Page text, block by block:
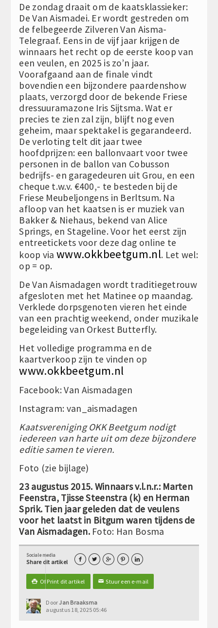
De zondag draait om de kaatsklassieker:
De Van Aismadei. Er wordt gestreden om
de felbegeerde Zilveren Van Aisma-
Telegraaf. Eens in de vijf jaar krijgen de
winnaars het recht op de eerste koop van
een veulen, en 2025 is zo’n jaar.
Voorafgaand aan de finale vindt
bovendien een bijzondere paardenshow
plaats, verzorgd door de bekende Friese
dressuuramazone Iris Sijtsma. Wat er
precies te zien zal zijn, blijft nog even
geheim, maar spektakel is gegarandeerd.
De verloting telt dit jaar twee
hoofdprijzen: een ballonvaart voor twee
personen in de ballon van Cobusson
bedrijfs- en garagedeuren uit Grou, en een
cheque t.w.v. €400,- te besteden bij de
Friese Meubeljongens in Berltsum. Na
afloop van het kaatsen is er muziek van
Bakker & Niehaus, bekend van Alice
Springs, en Stageline. Voor het eerst zijn
entreetickets voor deze dag online te
koop viawww.okkbeetgum.nl. Let wel:
op = op.
De Van Aismadagen wordt traditiegetrouw
afgesloten met het Matinee op maandag.
Verklede dorpsgenoten vieren het einde
van een prachtig weekend, onder muzikale
begeleiding van Orkest Butterfly.
Het volledige programma en de
kaartverkoop zijn te vinden op
www.okkbeetgum.nl
Facebook: Van Aismadagen
Instagram: van_aismadagen
Kaatsvereniging OKK Beetgum nodigt
iedereen van harte uit om deze bijzondere
editie samen te vieren.
Foto (zie bijlage)
23 augustus 2015. Winnaars v.l.n.r.: Marten
Feenstra, Tjisse Steenstra (k) en Herman
Sprik. Tien jaar geleden dat de veulens
voor het laatst in Bitgum waren tijdens de
Van Aismadagen. Foto: Han Bosma
Sociale media
Share dit artikel     
 Of Print dit artikel ✉Stuur een e-mail
DoorJan Braaksma
augustus 18, 2025 05:46